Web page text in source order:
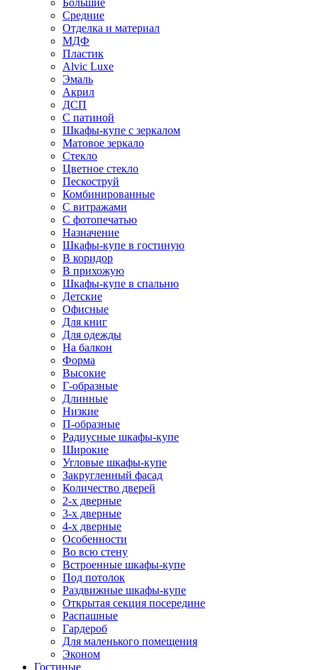
Большие
Средние
Отделка и материал
МДФ
Пластик
Alvic Luxe
Эмаль
Акрил
ДСП
С патиной
Шкафы-купе с зеркалом
Матовое зеркало
Стекло
Цветное стекло
Пескоструй
Комбинированные
С витражами
С фотопечатью
Назначение
Шкафы-купе в гостиную
В коридор
В прихожую
Шкафы-купе в спальню
Детские
Офисные
Для книг
Для одежды
На балкон
Форма
Высокие
Г-образные
Длинные
Низкие
П-образные
Радиусные шкафы-купе
Широкие
Угловые шкафы-купе
Закругленный фасад
Количество дверей
2-х дверные
3-х дверные
4-х дверные
Особенности
Во всю стену
Встроенные шкафы-купе
Под потолок
Раздвижные шкафы-купе
Открытая секция посередине
Распашные
Гардероб
Для маленького помещения
Эконом
Гостиные